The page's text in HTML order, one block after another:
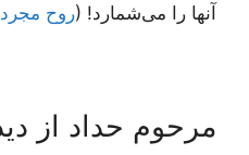
آنها را می‌شمارد! (روح مجرد
مرحوم حداد از